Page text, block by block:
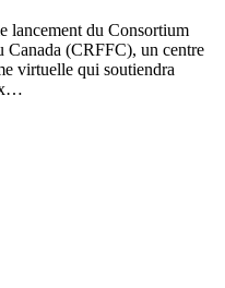
lancement du Consortium
Canada (CRFFC), un centre
virtuelle qui soutiendra